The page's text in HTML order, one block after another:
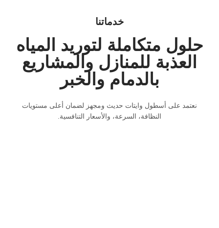
خدماتنا
حلول متكاملة لتوريد المياه
العذبة للمنازل والمشاريع
بالدمام والخبر
نعتمد على أسطول وايتات حديث ومجهز لضمان أعلى مستويات
النظافة، السرعة، والأسعار التنافسية.